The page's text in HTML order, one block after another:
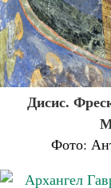
Дисис.
Фото: